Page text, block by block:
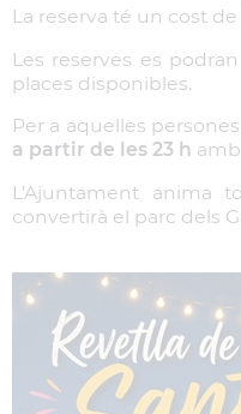
La reserva té un cost de
Les reserves es
places disponibles.
Per a aquelles
a partir de les 23 h amb
L’Ajuntament anima
convertirà el parc dels